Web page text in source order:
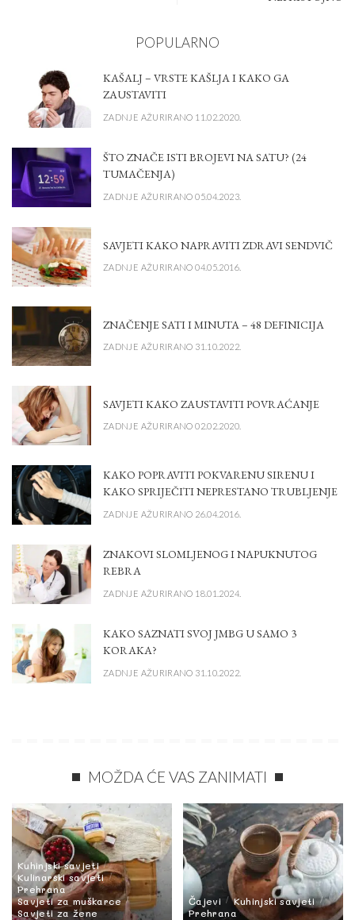
POPULARNO
KAŠALJ – VRSTE KAŠLJA I KAKO GA
ZAUSTAVITI
ZADNJE AŽURIRANO 11.02.2020.
ŠTO ZNAČE ISTI BROJEVI NA SATU? (24
TUMAČENJA)
ZADNJE AŽURIRANO 05.04.2023.
SAVJETI KAKO NAPRAVITI ZDRAVI SENDVIČ
ZADNJE AŽURIRANO 04.05.2016.
ZNAČENJE SATI I MINUTA – 48 DEFINICIJA
ZADNJE AŽURIRANO 31.10.2022.
SAVJETI KAKO ZAUSTAVITI POVRAĆANJE
ZADNJE AŽURIRANO 02.02.2020.
KAKO POPRAVITI POKVARENU SIRENU I
KAKO SPRIJEČITI NEPRESTANO TRUBLJENJE
ZADNJE AŽURIRANO 26.04.2016.
ZNAKOVI SLOMLJENOG I NAPUKNUTOG
REBRA
ZADNJE AŽURIRANO 18.01.2024.
KAKO SAZNATI SVOJ JMBG U SAMO 3
KORAKA?
ZADNJE AŽURIRANO 31.10.2022.
MOŽDA ĆE VAS ZANIMATI
Kuhinjski savjeti
Kulinarski savjeti
Prehrana
Savjeti za muškarce
Savjeti za žene
Čajevi
Kuhinjski savjeti
Prehrana